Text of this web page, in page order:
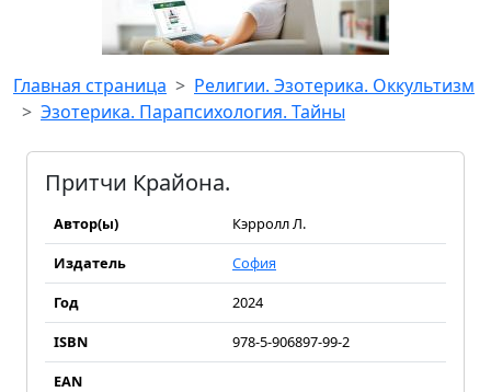
Главная страница
Религии. Эзотерика. Оккультизм
Эзотерика. Парапсихология. Тайны
Притчи Крайона.
Автор(ы)
Кэрролл Л.
Издатель
София
Год
2024
ISBN
978-5-906897-99-2
EAN